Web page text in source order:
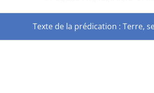
Texte de la prédication : Terre,